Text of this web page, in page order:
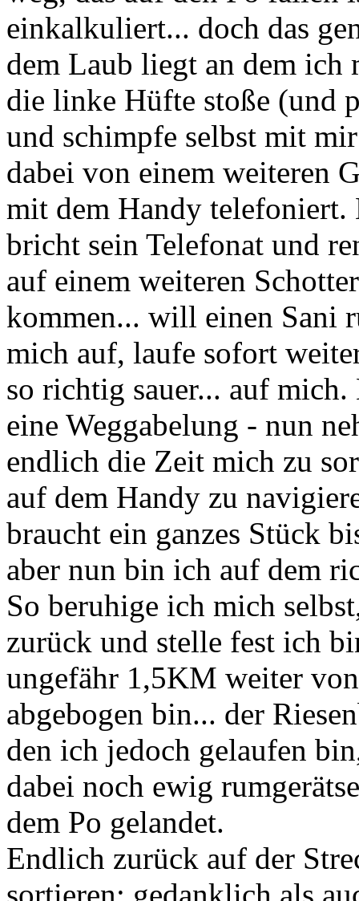
einkalkuliert... doch das
dem Laub liegt an dem ich
die linke Hüfte stoße (und
und schimpfe selbst mit
dabei von einem weiteren
mit dem Handy telefoniert.
bricht sein Telefonat und
auf einem weiteren
kommen... will einen Sani
mich auf, laufe sofort
so richtig sauer... auf
eine Weggabelung - nun
endlich die Zeit mich zu
auf dem Handy zu
braucht ein ganzes Stück
aber nun bin ich auf dem
So beruhige ich mich
zurück und stelle fest ich
ungefähr 1,5KM weiter
abgebogen bin... der
den ich jedoch gelaufen
dabei noch ewig
dem Po gelandet.
Endlich zurück auf der